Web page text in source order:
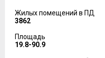
Жилых помещений в ПД
3862
Площадь
19.8-90.9